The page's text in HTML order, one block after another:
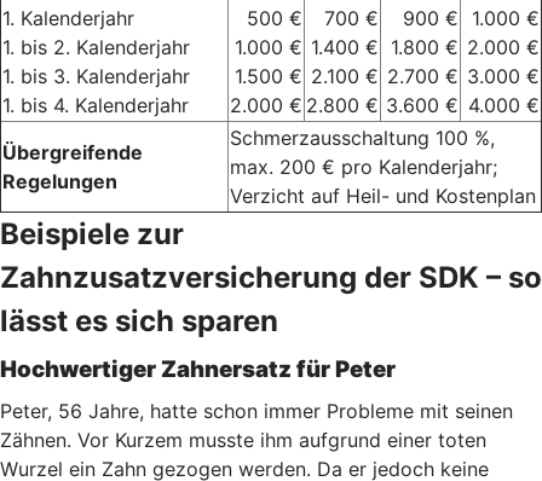
1. Kalenderjahr
1. bis 2. Kalenderjahr
1. bis 3. Kalenderjahr
1. bis 4. Kalenderjahr
500 €
1.000 €
1.500 €
2.000 €
700 €
1.400 €
2.100 €
2.800 €
900 €
1.800 €
2.700 €
3.600 €
1.000 €
2.000 €
3.000 €
4.000 €
Übergreifende
Regelungen
Schmerzausschaltung 100 %,
max. 200 € pro Kalenderjahr;
Verzicht auf Heil- und Kostenplan
Beispiele zur
Zahnzusatzversicherung der SDK – so
lässt es sich sparen
Hochwertiger Zahnersatz für Peter
Peter, 56 Jahre, hatte schon immer Probleme mit seinen
Zähnen. Vor Kurzem musste ihm aufgrund einer toten
Wurzel ein Zahn gezogen werden. Da er jedoch keine